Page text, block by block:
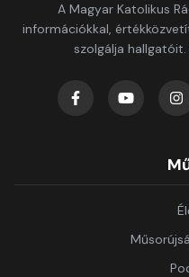
A Magyar Katolikus
információkkal,
szolgálja